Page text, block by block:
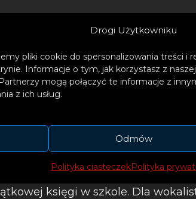
Drogi Użytkowniku
pliki cookie do spersonalizowania treści i
Informacje o tym, jak korzystasz z
mogą połączyć te informacje z
z ich usług.
Odmów
Polityka ciasteczekPolityka
Life” to kronika tego, co
rollerocaster emocji, odkrywanie
Kolaże towarzyszące
księgi w szkole. Dla